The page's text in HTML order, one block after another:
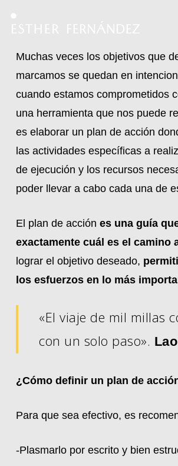
Muchas veces los objetivos que
marcamos se quedan en
cuando estamos comprometidos
una herramienta que nos puede
es elaborar un plan de acción
las actividades específicas a
de ejecución y los recursos
poder llevar a cabo cada una de
El plan de acción es una guía
exactamente cuál es el camino
lograr el objetivo deseado,
los esfuerzos en lo más
«El viaje de mil millas
con un solo paso».
¿Cómo definir un plan de
Para que sea efectivo, es
-Plasmarlo por escrito y bien